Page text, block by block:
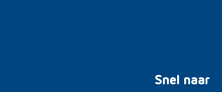
Snel naar